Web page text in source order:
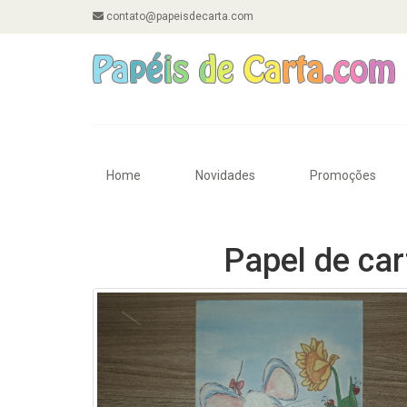
contato@papeisdecarta.com
Home Novidades Promoções
Papel de